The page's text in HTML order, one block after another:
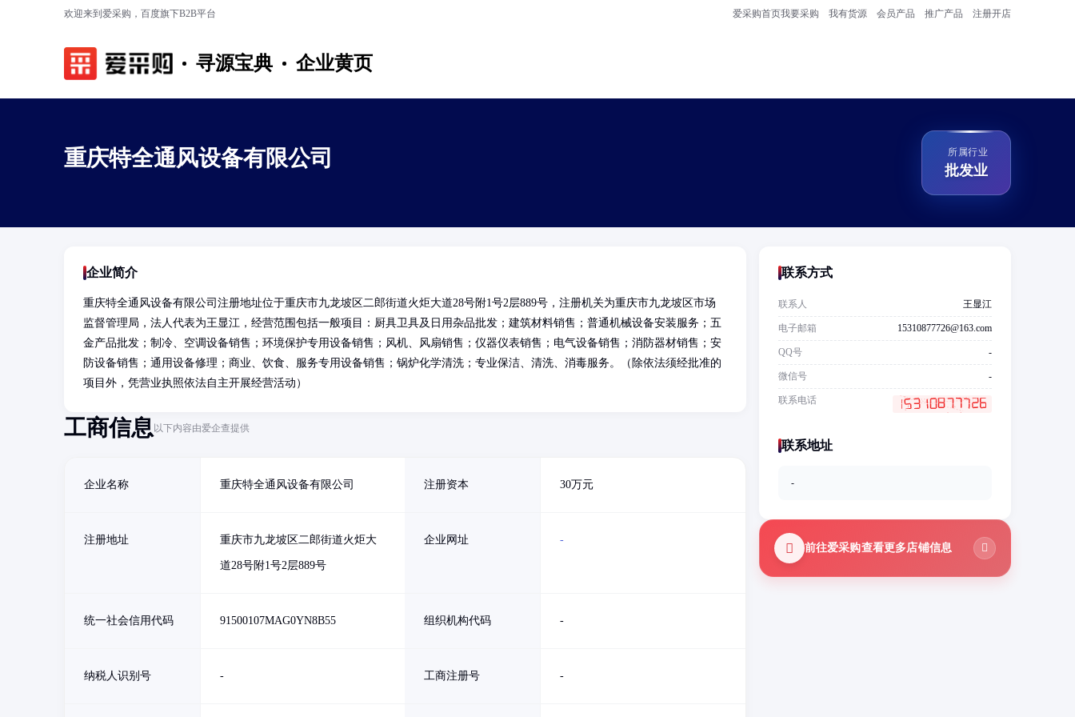
欢迎来到爱采购，百度旗下B2B平台 爱采购首页我要采购 我有货源 会员产品 推广产品 注册开店
寻源宝典 企业黄页
重庆特全通风设备有限公司 所属行业
批发业
企业简介
重庆特全通风设备有限公司注册地址位于重庆市九龙坡区二郎街道火炬大道28号附1号2层889号，注册机关为重庆市九龙坡区市场
监督管理局，法人代表为王显江，经营范围包括一般项目：厨具卫具及日用杂品批发；建筑材料销售；普通机械设备安装服务；五
金产品批发；制冷、空调设备销售；环境保护专用设备销售；风机、风扇销售；仪器仪表销售；电气设备销售；消防器材销售；安
防设备销售；通用设备修理；商业、饮食、服务专用设备销售；锅炉化学清洗；专业保洁、清洗、消毒服务。（除依法须经批准的
项目外，凭营业执照依法自主开展经营活动）
工商信息以下内容由爱企查提供
企业名称 重庆特全通风设备有限公司 注册资本 30万元
注册地址 重庆市九龙坡区二郎街道火炬大
道28号附1号2层889号
企业网址 -
统一社会信用代码 91500107MAG0YN8B55 组织机构代码 -
纳税人识别号 - 工商注册号 -
联系方式
联系人 王显江
电子邮箱 15310877726@163.com
QQ号 -
微信号 -
联系电话
联系地址
-
前往爱采购查看更多店铺信息